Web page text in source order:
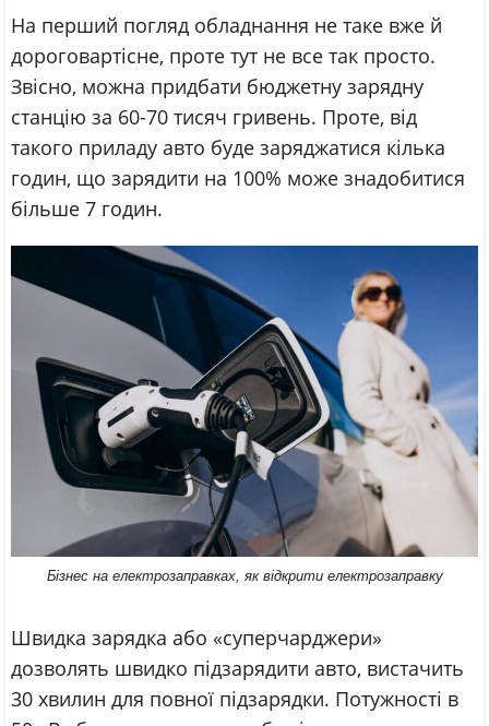
На перший погляд обладнання не таке вже й
дороговартісне, проте тут не все так просто.
Звісно, можна придбати бюджетну зарядну
станцію за 60-70 тисяч гривень. Проте, від
такого приладу авто буде заряджатися кілька
годин, що зарядити на 100% може знадобитися
більше 7 годин.
Бізнес на електрозаправках, як відкрити електрозаправку
Швидка зарядка або «суперчарджери»
дозволять швидко підзарядити авто, вистачить
30 хвилин для повної підзарядки. Потужності в